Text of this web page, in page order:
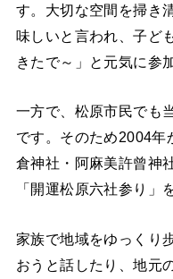
す。大切な空間を掃き
味しいと言われ、子ど
きたで～」と元気に参
一方で、松原市民でも
です。そのため2004年
倉神社・阿麻美許曾神
「開運松原六社参り」
家族で地域をゆっくり
おうと話したり、地元